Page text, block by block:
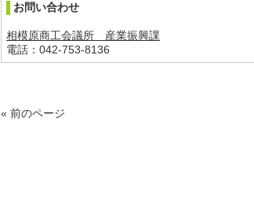
お問い合わせ
相模原商工会議所 産業振興課
電話：042-753-8136
« 前のページ